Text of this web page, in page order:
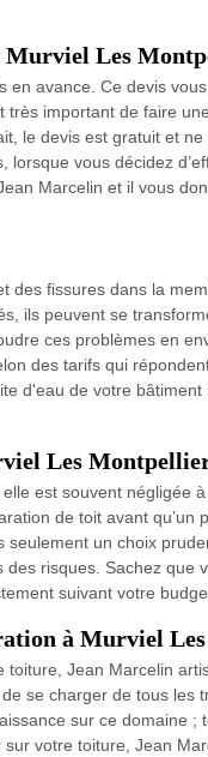
Murviel Les
en avance. Ce devis
très important de faire
le devis est gratuit et
vous décidez
Marcelin et il vous
des fissures dans la
ils peuvent se
ces problèmes en
des tarifs qui
d'eau de votre
Les
est souvent négligée
de toit avant qu’un
un choix
risques. Sachez que
suivant votre
à Murviel
toiture, Jean Marcelin
se charger de tous les
sur ce domaine ;
votre toiture, Jean